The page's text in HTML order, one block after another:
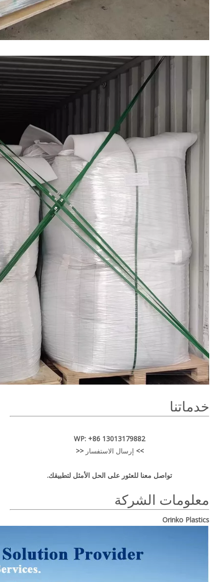
خدماتنا
WP: +86 13013179882
>> إرسال الاستفسار<<
تواصل معنا للعثور على الحل الأمثل لتطبيقك.
معلومات الشركة
Orinko Plastics